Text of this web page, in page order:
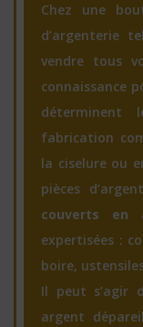
Chez une
d’argenterie
vendre tous
connaissance
déterminent
fabrication
la ciselure ou
pièces
couverts en
expertisées :
boire,
Il peut s’agir
argent